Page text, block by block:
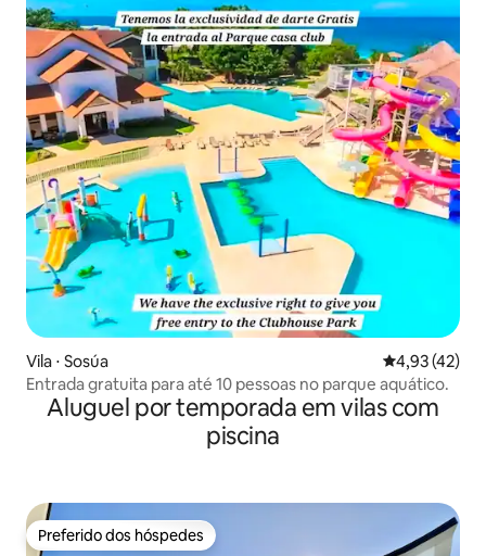
Vila ⋅ Sosúa 4,93 de uma
4,93 (42)
Entrada gratuita para até 10 pessoas no parque aquático.
Aluguel por temporada em vilas com
piscina
Preferido dos hóspedes
Preferido dos hóspedes